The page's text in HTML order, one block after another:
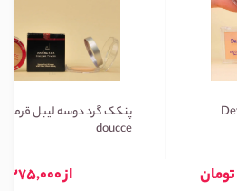
پنکک گرد دوسه لیبل قرمز
doucce
از 275,000 تومان